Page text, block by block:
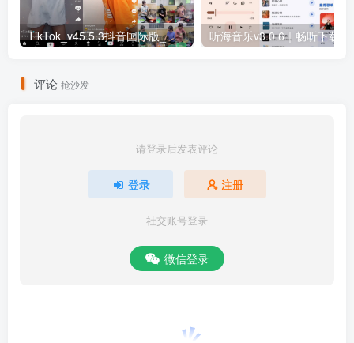
TikTok_v45.5.3抖音国际版_免拔卡解锁全球版
评论 抢沙发
请登录后发表评论
登录 注册
社交账号登录
微信登录